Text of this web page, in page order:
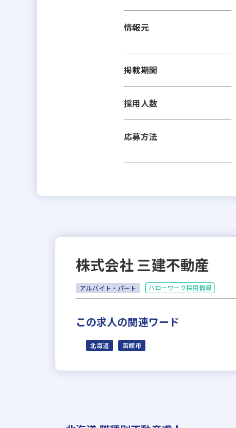
情報元
掲載期間
採用人数
応募方法
株式会社 三建不動産
アルバイト・パート ハローワーク採用情報
この求人の関連ワード
北海道 函館市